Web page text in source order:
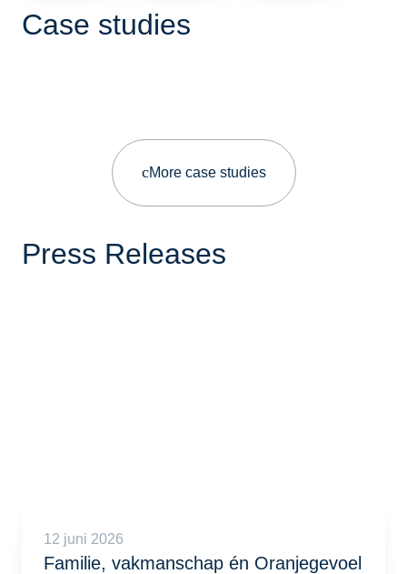
Case studies
More case studies
Press Releases
12 juni 2026
Familie, vakmanschap én Oranjegevoel